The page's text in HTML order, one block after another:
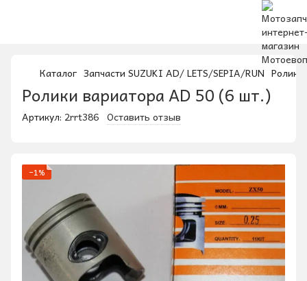
Каталог Запчасти SUZUKI AD/ LETS/SEPIA/RUN
Ролики вариатора AD 50 (6 шт.)
Артикул: 2rrt386 Оставить отзыв
−1%